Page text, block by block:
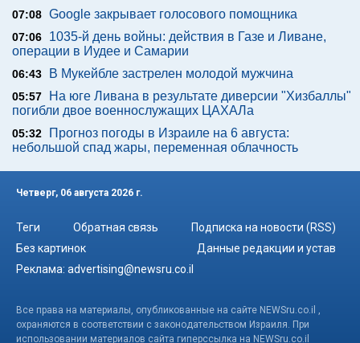
07:08 Google закрывает голосового помощника
07:06
1035-й день войны: действия в Газе и Ливане,
операции в Иудее и Самарии
06:43 В Мукейбле застрелен молодой мужчина
05:57
На юге Ливана в результате диверсии "Хизбаллы"
погибли двое военнослужащих ЦАХАЛа
05:32
Прогноз погоды в Израиле на 6 августа:
небольшой спад жары, переменная облачность
Четверг, 06 августа 2026 г.
Теги Обратная связь
Подписка на новости (RSS)
Без картинок
Данные редакции и устав
Реклама: advertising@newsru.co.il
Все права на материалы, опубликованные на сайте NEWSru.co.il ,
охраняются в соответствии с законодательством Израиля. При
использовании материалов сайта гиперссылка на NEWSru.co.il